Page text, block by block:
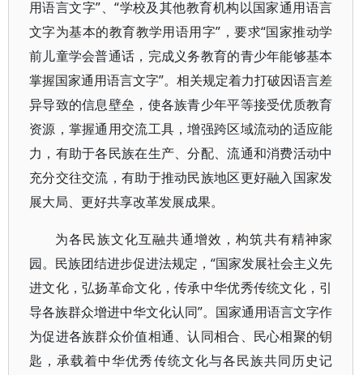
用语言文字”、“学校及其他教育机构以国家通用语言
文字为基本的教育教学用语用字”，要求“国家推动学
前儿童学会普通话，完成义务教育的青少年能够基本
掌握国家通用语言文字”。相关规定着力打破因语言差
异导致的信息壁垒，使各族青少年平等接受优质教育
资源，掌握通用交流工具，增强跨区域流动的适应能
力，有助于各民族在生产、分配、流通和消费活动中
充分交往交流，有助于推动民族地区更好融入国家发
展大局、更好共享改革发展成果。
为各民族文化互融共通增效，构筑共有精神家
园。民族团结进步促进法规定，“国家发展社会主义先
进文化，弘扬革命文化，传承中华优秀传统文化，引
导各族群众增进中华文化认同”。国家通用语言文字作
为促进各族群众价值相通、认同相合、民心相聚的钥
匙，承载着中华优秀传统文化与各民族共同历史记